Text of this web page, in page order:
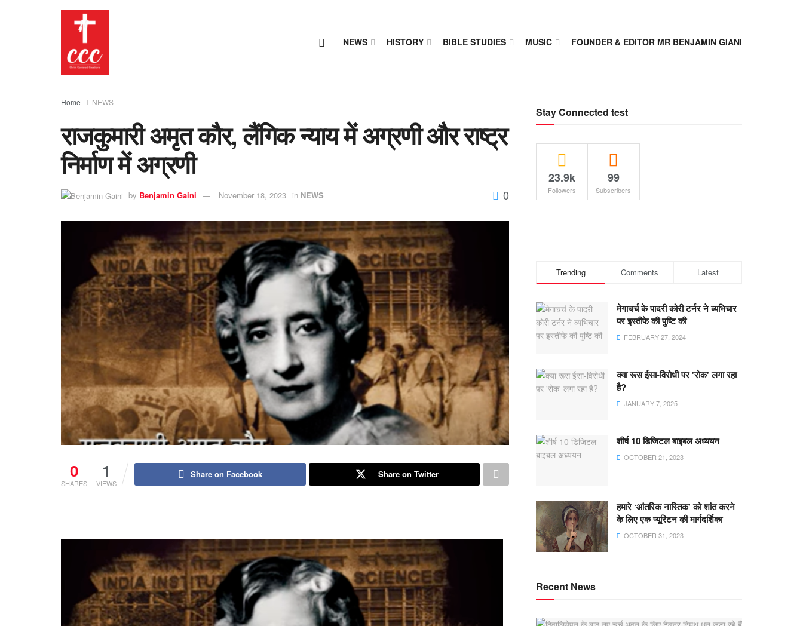
NEWS HISTORY BIBLE STUDIES MUSIC FOUNDER & EDITOR MR BENJAMIN GIANI
Home NEWS
राजकुमारी अमृत कौर, लैंगिक न्याय में अग्रणी और राष्ट्र
निर्माण में अग्रणी
by Benjamin Gaini November 18, 2023 in NEWS 0
0
SHARES
1
VIEWS
Share on Facebook Share on Twitter
Stay Connected test
23.9k
Followers
99
Subscribers
Trending Comments Latest
मेगाचर्च के पादरी कोरी टर्नर ने व्यभिचार
पर इस्तीफे की पुष्टि की
FEBRUARY 27, 2024
क्या रूस ईसा-विरोधी पर 'रोक' लगा रहा
है?
JANUARY 7, 2025
शीर्ष 10 डिजिटल बाइबल अध्ययन
OCTOBER 21, 2023
हमारे ‘आंतरिक नास्तिक’ को शांत करने
के लिए एक प्यूरिटन की मार्गदर्शिका
OCTOBER 31, 2023
Recent News